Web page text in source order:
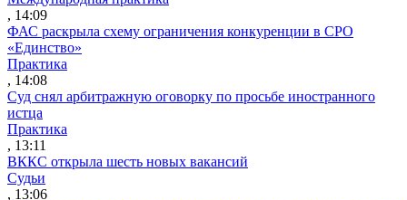
, 14:09
ФАС раскрыла схему ограничения конкуренции в СРО
«Единство»
Практика
, 14:08
Суд снял арбитражную оговорку по просьбе иностранного
истца
Практика
, 13:11
ВККС открыла шесть новых вакансий
Судьи
, 13:06